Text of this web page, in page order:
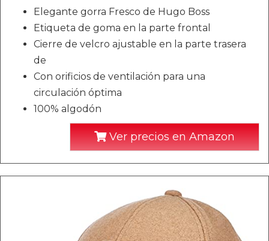
Elegante gorra Fresco de Hugo Boss
Etiqueta de goma en la parte frontal
Cierre de velcro ajustable en la parte trasera
de
Con orificios de ventilación para una
circulación óptima
100% algodón
Ver precios en Amazon